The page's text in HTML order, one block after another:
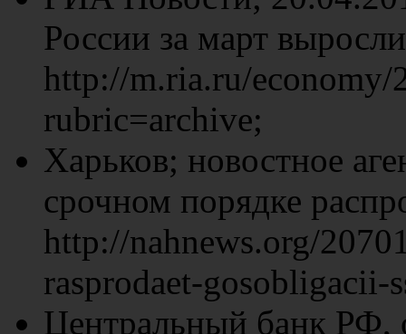
России за март
http://m.ria.ru/economy/
rubric=archive;
Харьков; новостное
срочном порядке
http://nahnews.org/
rasprodaet-gosobligacii-
Центральный банк РФ,